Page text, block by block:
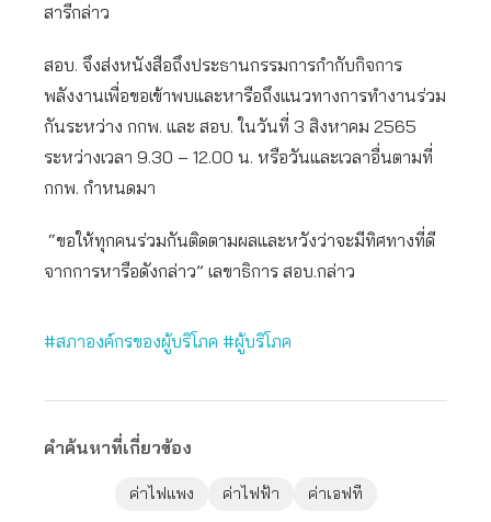
สารีกล่าว
สอบ. จึงส่งหนังสือถึงประธานกรรมการกำกับกิจการ
พลังงานเพื่อขอเข้าพบและหารือถึงแนวทางการทำงานร่วม
กันระหว่าง กกพ. และ สอบ. ในวันที่ 3 สิงหาคม 2565
ระหว่างเวลา 9.30 – 12.00 น. หรือวันและเวลาอื่นตามที่
กกพ. กำหนดมา
“ขอให้ทุกคนร่วมกันติดตามผลและหวังว่าจะมีทิศทางที่ดี
จากการหารือดังกล่าว” เลขาธิการ สอบ.กล่าว
#สภาองค์กรของผู้บริโภค #ผู้บริโภค
คำค้นหาที่เกี่ยวข้อง
ค่าไฟแพง ค่าไฟฟ้า ค่าเอฟที